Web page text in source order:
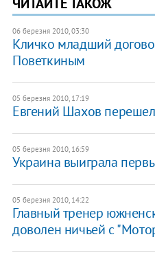
06 березня 2010, 03:30
Кличко младший
Поветкиным
05 березня 2010, 17:19
Евгений Шахов
05 березня 2010, 16:59
Украина выиграла
05 березня 2010, 14:22
Главный тренер
доволен ничьей с